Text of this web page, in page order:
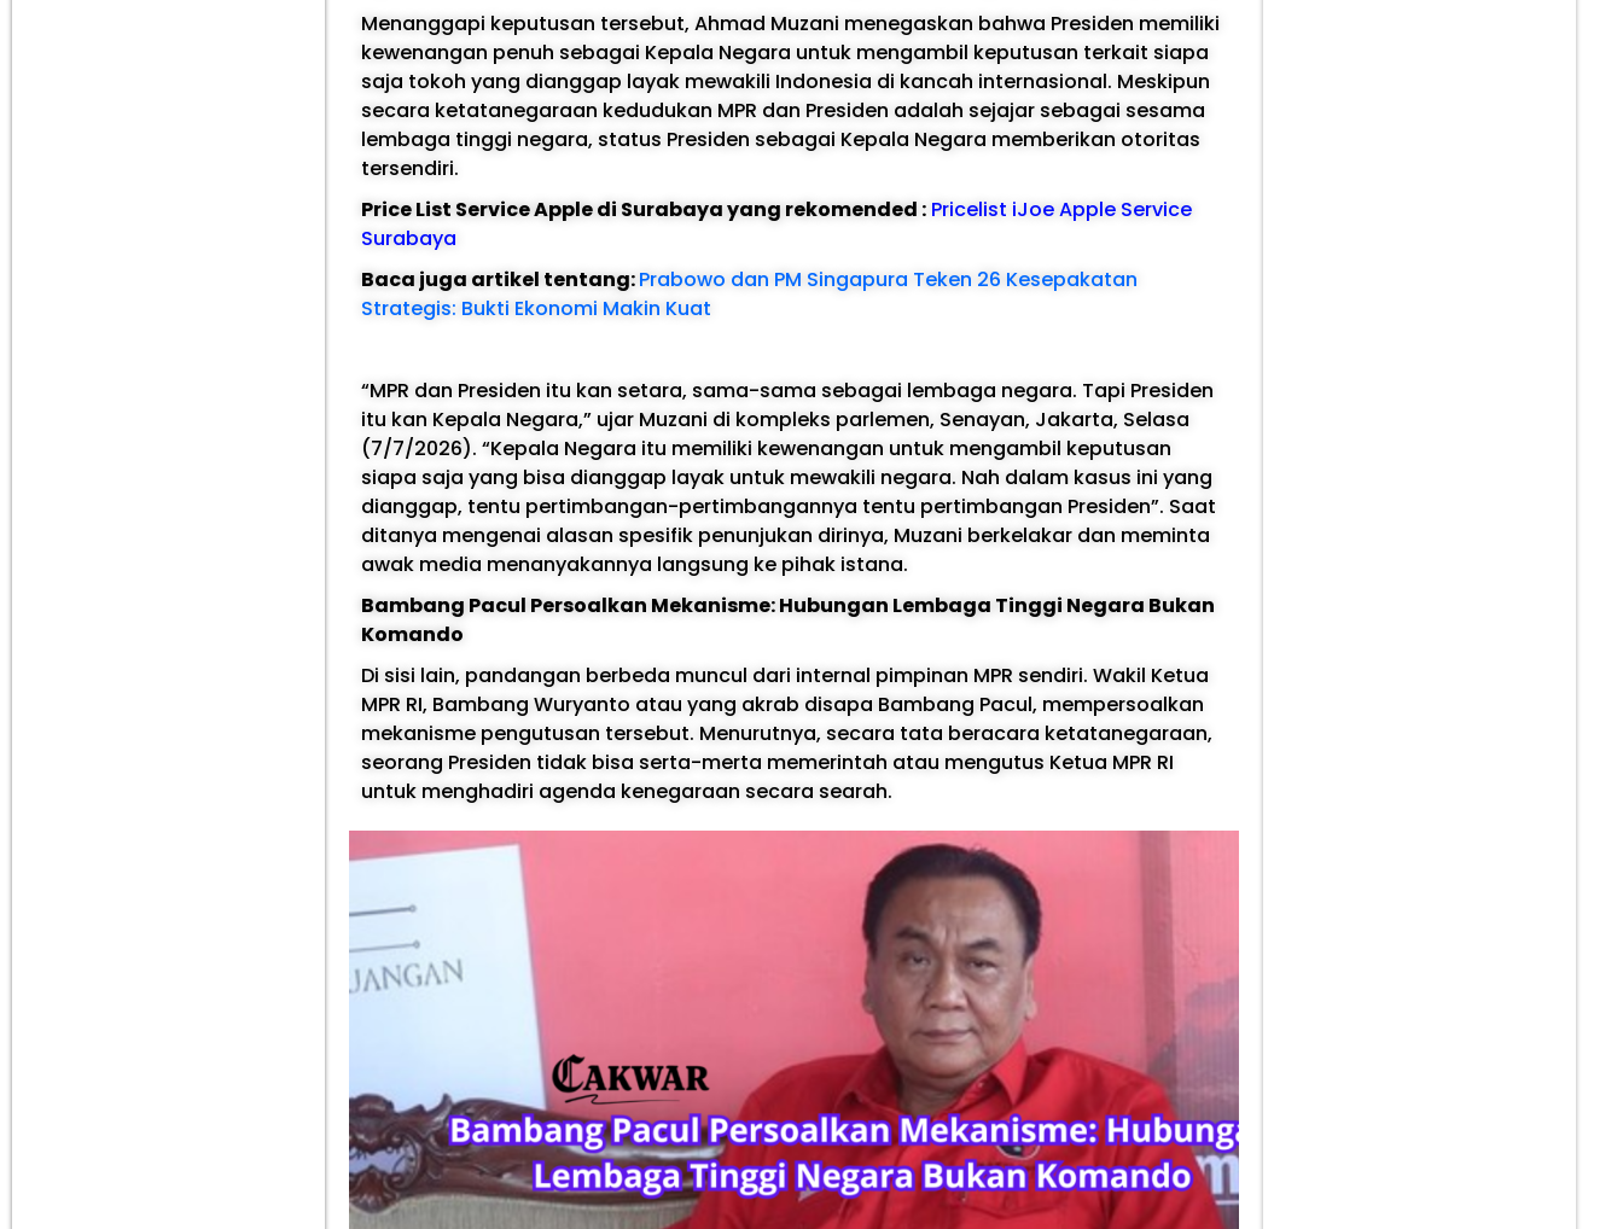
Menanggapi keputusan tersebut, Ahmad Muzani menegaskan bahwa Presiden memiliki
kewenangan penuh sebagai Kepala Negara untuk mengambil keputusan terkait siapa
saja tokoh yang dianggap layak mewakili Indonesia di kancah internasional. Meskipun
secara ketatanegaraan kedudukan MPR dan Presiden adalah sejajar sebagai sesama
lembaga tinggi negara, status Presiden sebagai Kepala Negara memberikan otoritas
tersendiri.
Price List Service Apple di Surabaya yang rekomended : Pricelist iJoe Apple Service
Surabaya
Baca juga artikel tentang:Prabowo dan PM Singapura Teken 26 Kesepakatan
Strategis: Bukti Ekonomi Makin Kuat
“MPR dan Presiden itu kan setara, sama-sama sebagai lembaga negara. Tapi Presiden
itu kan Kepala Negara,” ujar Muzani di kompleks parlemen, Senayan, Jakarta, Selasa
(7/7/2026). “Kepala Negara itu memiliki kewenangan untuk mengambil keputusan
siapa saja yang bisa dianggap layak untuk mewakili negara. Nah dalam kasus ini yang
dianggap, tentu pertimbangan-pertimbangannya tentu pertimbangan Presiden”. Saat
ditanya mengenai alasan spesifik penunjukan dirinya, Muzani berkelakar dan meminta
awak media menanyakannya langsung ke pihak istana.
Bambang Pacul Persoalkan Mekanisme: Hubungan Lembaga Tinggi Negara Bukan
Komando
Di sisi lain, pandangan berbeda muncul dari internal pimpinan MPR sendiri. Wakil Ketua
MPR RI, Bambang Wuryanto atau yang akrab disapa Bambang Pacul, mempersoalkan
mekanisme pengutusan tersebut. Menurutnya, secara tata beracara ketatanegaraan,
seorang Presiden tidak bisa serta-merta memerintah atau mengutus Ketua MPR RI
untuk menghadiri agenda kenegaraan secara searah.